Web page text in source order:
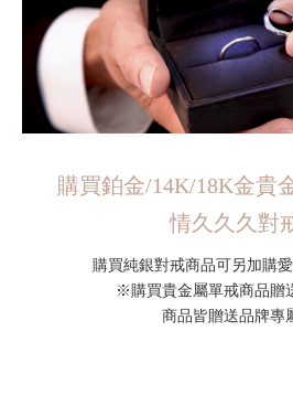
購買鉑金/14K/18K金貴
情久久久對
購買純銀對戒商品可另加購
※購買貴金屬單戒商品贈
商品皆贈送品牌專